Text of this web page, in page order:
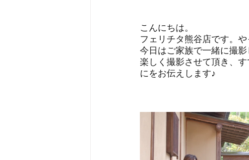
こんにちは。
フェリチタ熊谷店です。
今日はご家族で一緒に撮
楽しく撮影させて頂き、
にをお伝えします♪